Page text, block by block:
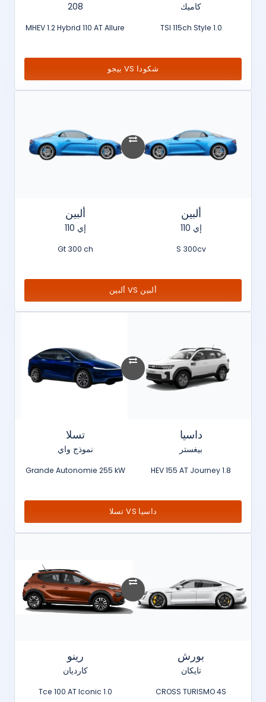
كاميك
1.0 TSI 115ch Style
208
MHEV 1.2 Hybrid 110 AT Allure
شكودا VS بيجو
ألبين
إي 110
S 300cv
ألبين
إي 110
Gt 300 ch
ألبين VS ألبين
داسيا
بيغستر
1.8 HEV 155 AT Journey
تسلا
نموذج واي
Grande Autonomie 255 kW
داسيا VS تسلا
بورش
تايكان
CROSS TURISMO 4S
رينو
كارديان
1.0 Tce 100 AT Iconic